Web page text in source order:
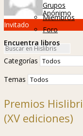
Grupos
Miembros
Foro
Anónimo
Invitado
Encuentra libros
Categorías
Temas
Premios
(XV ediciones)